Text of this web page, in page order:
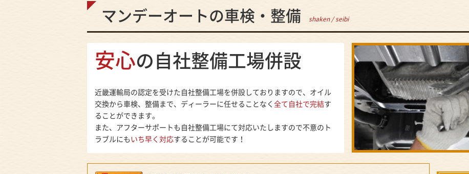
マンデーオートの車検・整備 shaken / seibi
安心の自社整備工場併設
近畿運輸局の認定を受けた自社整備工場を併設しておりますので、オイル
交換から車検、整備まで、ディーラーに任せることなく 全て自社で完結す
ることができます。
また、アフターサポートも自社整備工場にて対応いたしますので不意のト
ラブルにも いち早く対応することが可能です！